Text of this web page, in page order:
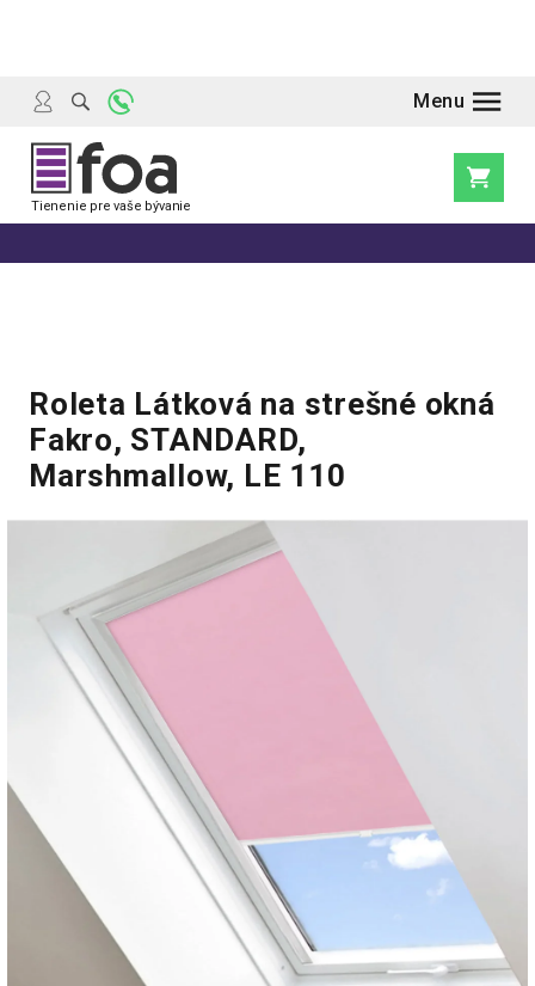
Roleta Látková na strešné okná
Fakro, STANDARD,
Marshmallow, LE 110